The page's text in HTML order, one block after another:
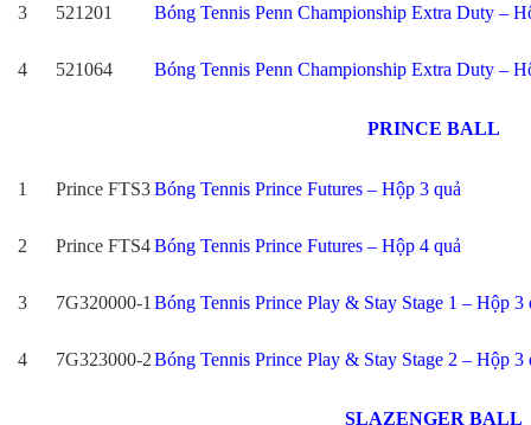
3 521201 Bóng Tennis Penn Championship Extra Duty –
4 521064 Bóng Tennis Penn Championship Extra Duty –
PRINCE BALL
1 Prince FTS3Bóng Tennis Prince Futures – Hộp 3 quả
2 Prince FTS4Bóng Tennis Prince Futures – Hộp 4 quả
3 7G320000-1 Bóng Tennis Prince Play & Stay Stage 1 – Hộp 3
4 7G323000-2Bóng Tennis Prince Play & Stay Stage 2 – Hộp 3
SLAZENGER BALL